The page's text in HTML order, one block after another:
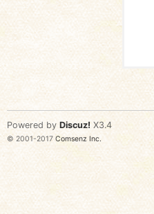
Powered by Discuz! X3.4
© 2001-2017 Comsenz Inc.